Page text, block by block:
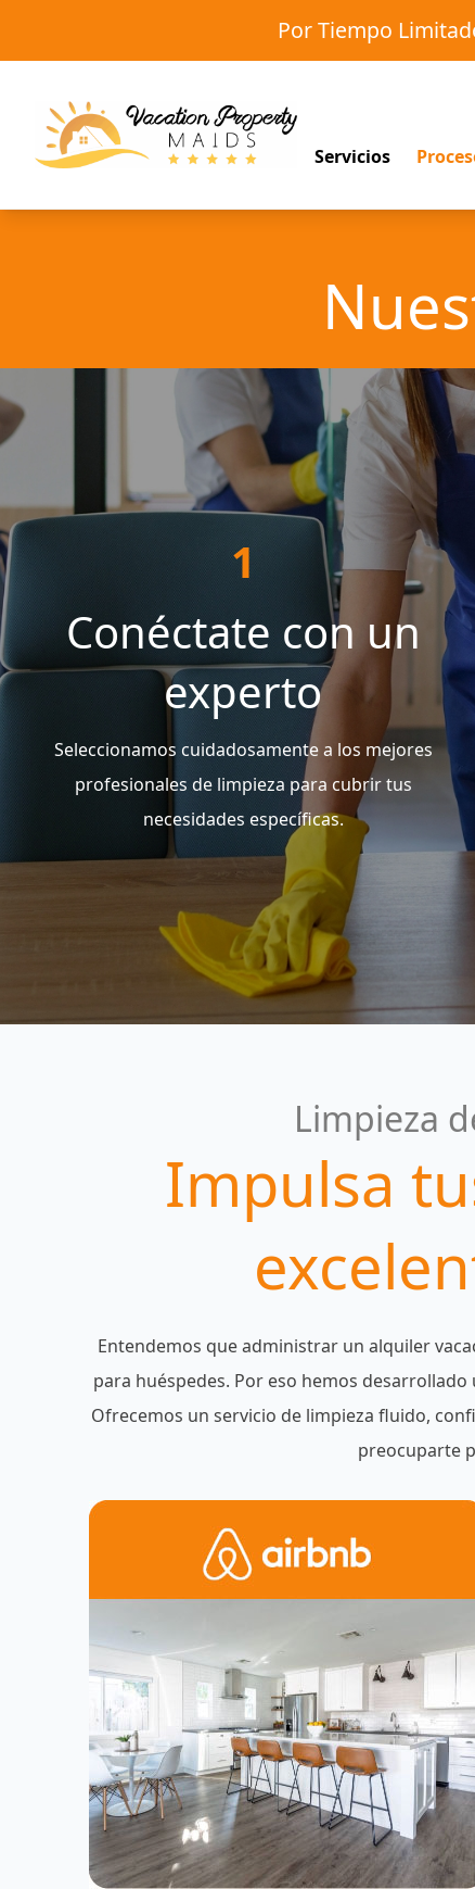
Por Tiempo
Servicios
1
Conéctate con un
experto
Seleccionamos cuidadosamente a los mejores
profesionales de limpieza para cubrir tus
necesidades específicas.
Limpieza
Impulsa
Entendemos que administrar un alquiler
para huéspedes. Por eso hemos
Ofrecemos un servicio de limpieza fluido,
preocuparte